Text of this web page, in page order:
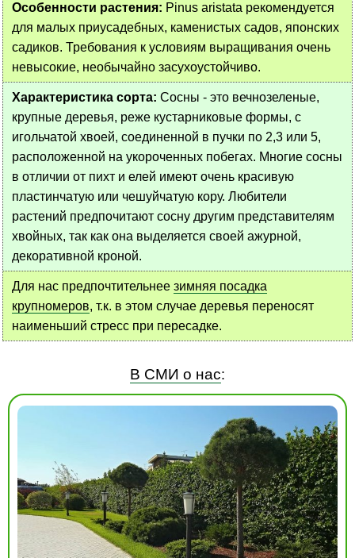
Особенности растения: Pinus aristata рекомендуется
для малых приусадебных, каменистых садов, японских
садиков. Требования к условиям выращивания очень
невысокие, необычайно засухоустойчиво.
Характеристика сорта: Сосны - это вечнозеленые,
крупные деревья, реже кустарниковые формы, с
игольчатой хвоей, соединенной в пучки по 2,3 или 5,
расположенной на укороченных побегах. Многие сосны
в отличии от пихт и елей имеют очень красивую
пластинчатую или чешуйчатую кору. Любители
растений предпочитают сосну другим представителям
хвойных, так как она выделяется своей ажурной,
декоративной кроной.
Для нас предпочтительнее зимняя посадка
крупномеров, т.к. в этом случае деревья переносят
наименьший стресс при пересадке.
В СМИ о нас: